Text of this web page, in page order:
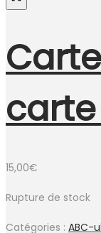
15,00€
Rupture de stock
Catégories : ABC-